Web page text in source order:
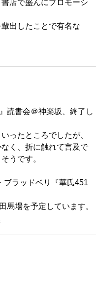
店で盛んにプロモーシ
輩出したことで有名な
読書会＠神楽坂、終了し
ったところでしたが、
く、折に触れて言及で
うです。
ブラッドベリ『華氏451
馬場を予定しています。